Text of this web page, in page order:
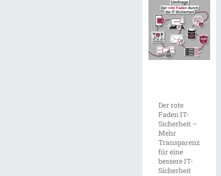
Der rote
Faden IT-
Sicherheit –
Mehr
Transparenz
für eine
bessere IT-
Sicherheit